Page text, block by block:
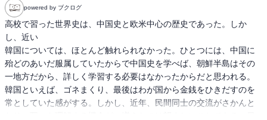
他の著書でも検証したい
powered by ブクログ
高校で習った世界史は、中国史と欧米中心の歴史であった。しか
し、近い
韓国については、ほとんど触れられなかった。ひとつには、中国に
殆どのあいだ服属していたからで中国史を学べば、朝鮮半島はその
一地方だから、詳しく学習する必要はなかったからだと思われる。
韓国といえば、ゴネまくり、最後はわが国から金銭をひきだすのを
常としていた感がする。しかし、近年、民間同士の交流がさかんと